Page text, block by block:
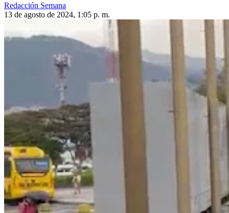
Redacción Semana
13 de agosto de 2024, 1:05 p. m.